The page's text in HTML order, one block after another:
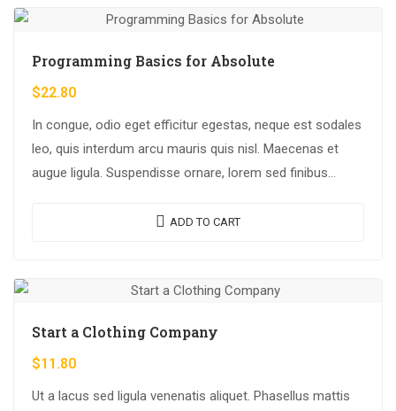
Programming Basics for Absolute
$22.80
In congue, odio eget efficitur egestas, neque est sodales
leo, quis interdum arcu mauris quis nisl. Maecenas et
augue ligula. Suspendisse ornare, lorem sed finibus
ADD TO CART
Start a Clothing Company
$11.80
Ut a lacus sed ligula venenatis aliquet. Phasellus mattis